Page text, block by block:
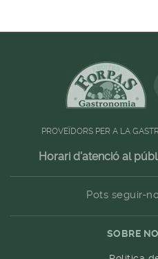
PROVEÏDORS PER A LA
Horari d'atenció al
Pots seguir-
SOBRE